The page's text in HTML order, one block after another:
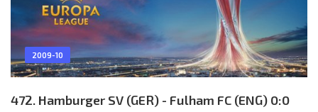
2009-10
472. Hamburger SV (GER) - Fulham FC (ENG) 0:0